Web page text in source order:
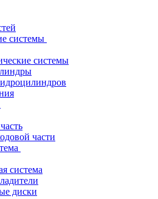
системы
системы
части
система
диски